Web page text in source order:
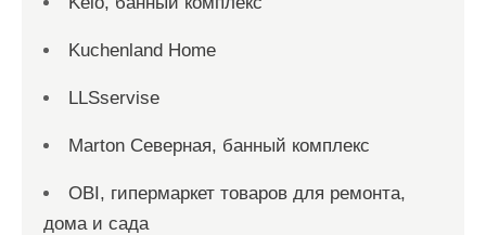
Kuchenland Home
LLSservise
Marton Северная, банный комплекс
OBI, гипермаркет товаров для ремонта,
дома и сада